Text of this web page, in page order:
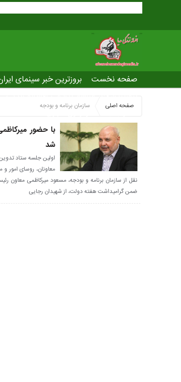
صفحه نخست بروزترین خبر سینمای
عصر جدید
تلویزیون شهری صفحه اصلی سازمان برنامه و بودجه
شد
معاونان، روسای امور
نقل از سازمان برنامه و بودجه، مسعود میرکاظمی معاون
ضمن گرامیداشت هفته دولت، از شهیدان رجایی